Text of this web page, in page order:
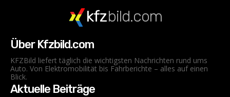
kfzbild.com
Über Kfzbild.com
KFZBild liefert täglich die wichtigsten Nachrichten rund ums
Auto. Von Elektromobilität bis Fahrberichte – alles auf einen
Blick.
Aktuelle Beiträge